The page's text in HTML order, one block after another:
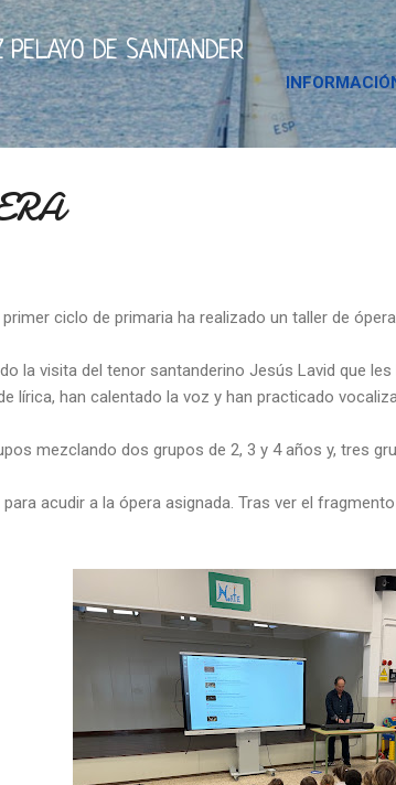
Ir al contenido principal
DE SANTANDER
ciclo de primaria ha realizado un taller de ópera.
la visita del tenor santanderino Jesús Lavid que
lírica, han calentado la voz y han practicado
mezclando dos grupos de 2, 3 y 4 años y, tres
acudir a la ópera asignada. Tras ver el